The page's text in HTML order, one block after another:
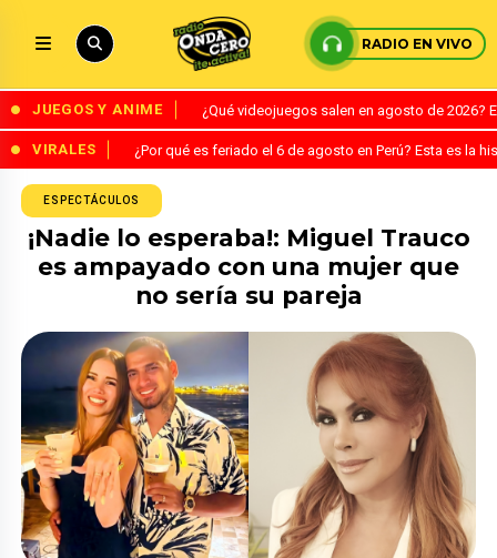
RADIO EN VIVO
JUEGOS Y ANIME ¿Qué videojuegos salen en agosto de
VIRALES ¿Por qué es feriado el 6 de agosto en Perú? Esta es la
ESPECTÁCULOS
¡Nadie lo esperaba!: Miguel Trauco
es ampayado con una mujer que
no sería su pareja